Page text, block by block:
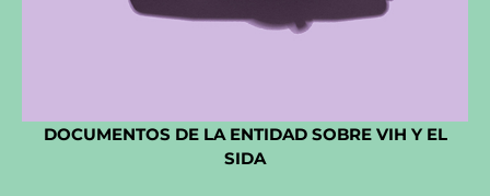
DOCUMENTOS DE LA ENTIDAD SOBRE VIH Y EL
SIDA